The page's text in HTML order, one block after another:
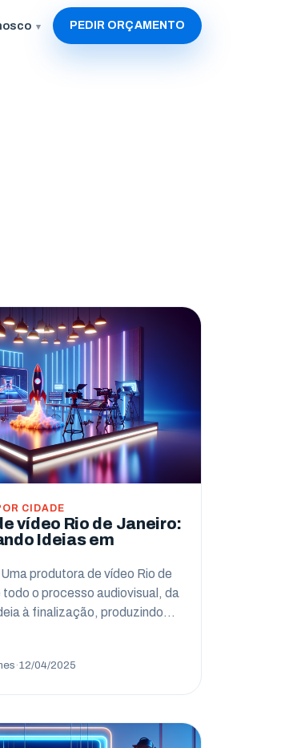
PEDIR ORÇAMENTO
CIDADE
vídeo Rio de Janeiro:
Ideias em
produtora de vídeo Rio de
todo o processo audiovisual, da
à finalização, produzindo…
·12/04/2025